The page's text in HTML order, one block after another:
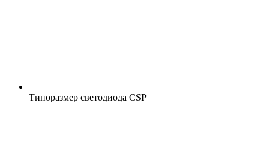
Типоразмер светодиода CSP